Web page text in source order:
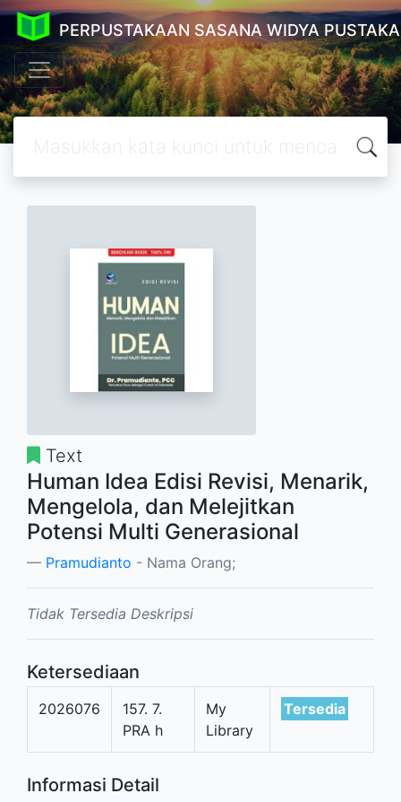
PERPUSTAKAAN SASANA WIDYA
Text
Human Idea Edisi Revisi, Menarik,
Mengelola, dan Melejitkan
Potensi Multi Generasional
Pramudianto - Nama Orang;
Tidak Tersedia Deskripsi
Ketersediaan
2026076
157. 7.
PRA h
My
Library
Tersedia
Informasi Detail